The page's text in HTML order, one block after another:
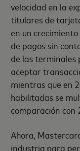
velocidad en la
titulares de
en un
de pagos sin
de las terminales
aceptar
mientras que en
habilitadas se
comparación con
Ahora,
industria para